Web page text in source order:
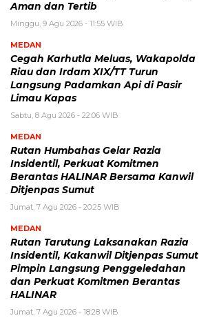
Aman dan Tertib
Minggu, 9 Agu 2026 - 11:55 WIB
MEDAN
Cegah Karhutla Meluas, Wakapolda
Riau dan Irdam XIX/TT Turun
Langsung Padamkan Api di Pasir
Limau Kapas
Sabtu, 8 Agu 2026 - 22:06 WIB
MEDAN
Rutan Humbahas Gelar Razia
Insidentil, Perkuat Komitmen
Berantas HALINAR Bersama Kanwil
Ditjenpas Sumut
Jumat, 7 Agu 2026 - 20:25 WIB
MEDAN
Rutan Tarutung Laksanakan Razia
Insidentil, Kakanwil Ditjenpas Sumut
Pimpin Langsung Penggeledahan
dan Perkuat Komitmen Berantas
HALINAR
Jumat, 7 Agu 2026 - 18:28 WIB